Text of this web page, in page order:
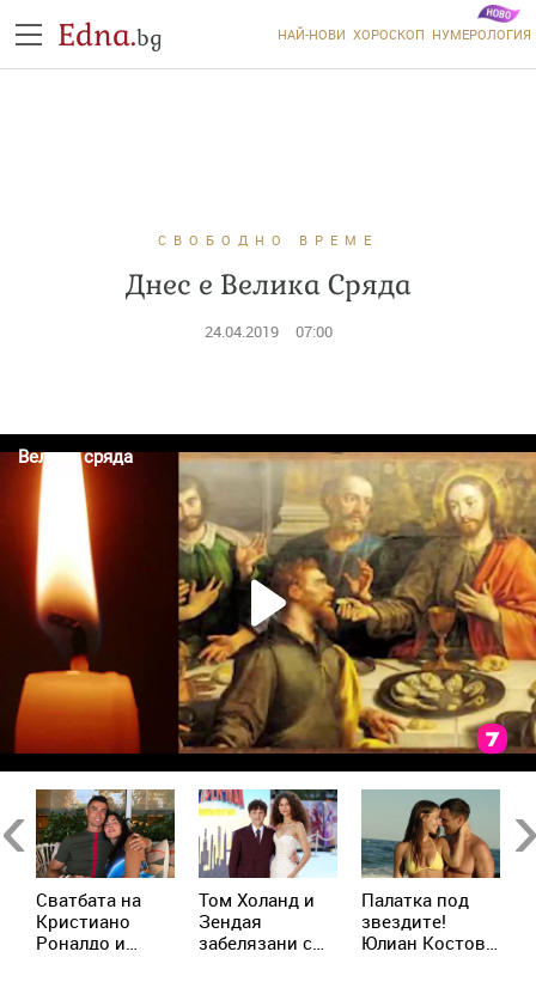
Edna.bg НАЙ-НОВИ ХОРОСКОП НУМЕРОЛОГИЯ
СВОБОДНО ВРЕМЕ
Днес е Велика Сряда
24.04.2019 07:00
Сватбата на
Кристиано
Роналдо и
Том Холанд и
Зендая
забелязани с
Палатка под
звездите!
Юлиан Костов